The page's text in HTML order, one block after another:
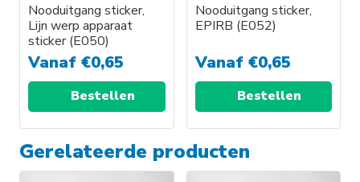
Nooduitgang sticker,
Lijn werp apparaat
sticker (E050)
Vanaf €0,65
Bestellen
Nooduitgang sticker,
EPIRB (E052)
Vanaf €0,65
Bestellen
Gerelateerde producten